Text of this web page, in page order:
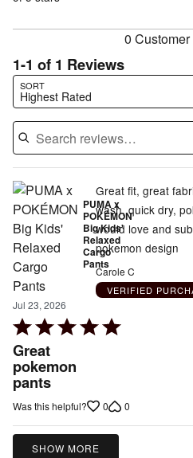
0
1-1 of 1 Reviews
SORT
Highest Rated
Search reviews…
PUMA x
POKÉMON
Big Kids'
Relaxed
Cargo
Pants
Jul 23, 2026
Rated
5
out
of
5
Great
pokemon
pants
Great fit, great
wash, quick dry,
would love and
pokemon design
Carole C
VERIFIED
Was this helpful? 0 0
SHOW MORE